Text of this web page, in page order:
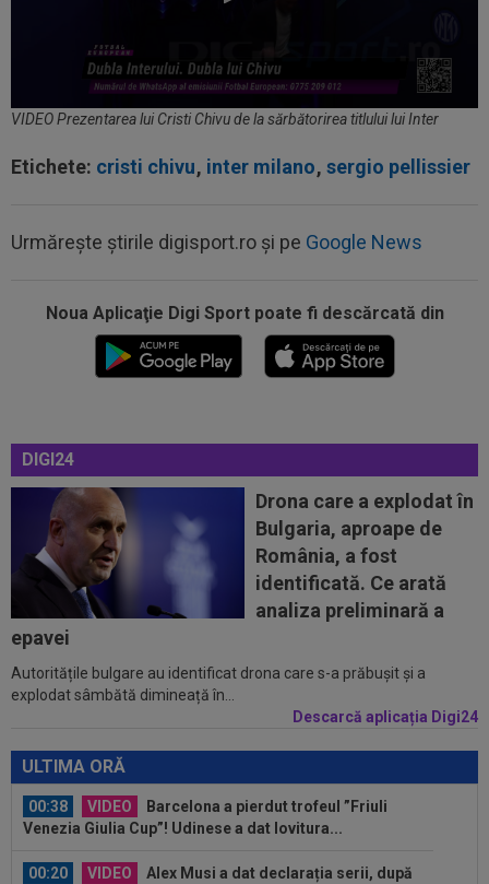
VIDEO Prezentarea lui Cristi Chivu de la sărbătorirea titlului lui Inter
Etichete: cristi chivu, inter milano, sergio pellissier
Urmărește știrile digisport.ro și pe Google News
Noua Aplicaţie Digi Sport poate fi descărcată din
DIGI24
Drona care a explodat în
Bulgaria, aproape de
România, a fost
identificată. Ce arată
analiza preliminară a
epavei
Autoritățile bulgare au identificat drona care s-a prăbușit și a
explodat sâmbătă dimineață în...
Descarcă aplicația Digi24
ULTIMA ORĂ
VIDEO
Alex Musi a dat declarația serii, după
ce Dinamo a învins-o pe FC Voluntari cu...
00:02 EXCLUSIV
Florin Prunea s-a convins, după
Dinamo - FC Voluntari: ”Fotbalist! Extraordinar”
00:00
Ion Gheorghe a rupt tăcerea, după ce a
provocat penalty-ul din care Dinamo a...
EXCLUSIV
Salariul lui Marius Șumudică la
CFR Cluj. Peste Pancu la Rapid și de două ori...
00:39
Reacția total neașteptată a lui Nuno Campos,
întrebat de Adrian Mazilu după...
umilința cu Dinamo
00:38 VIDEO
Barcelona a pierdut trofeul ”Friuli
Venezia Giulia Cup”! Udinese a dat lovitura...
00:20 VIDEO
Alex Musi a dat declarația serii, după